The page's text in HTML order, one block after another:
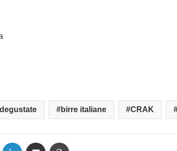
birre italiane CRAK
LinkedIn Condividi via mail